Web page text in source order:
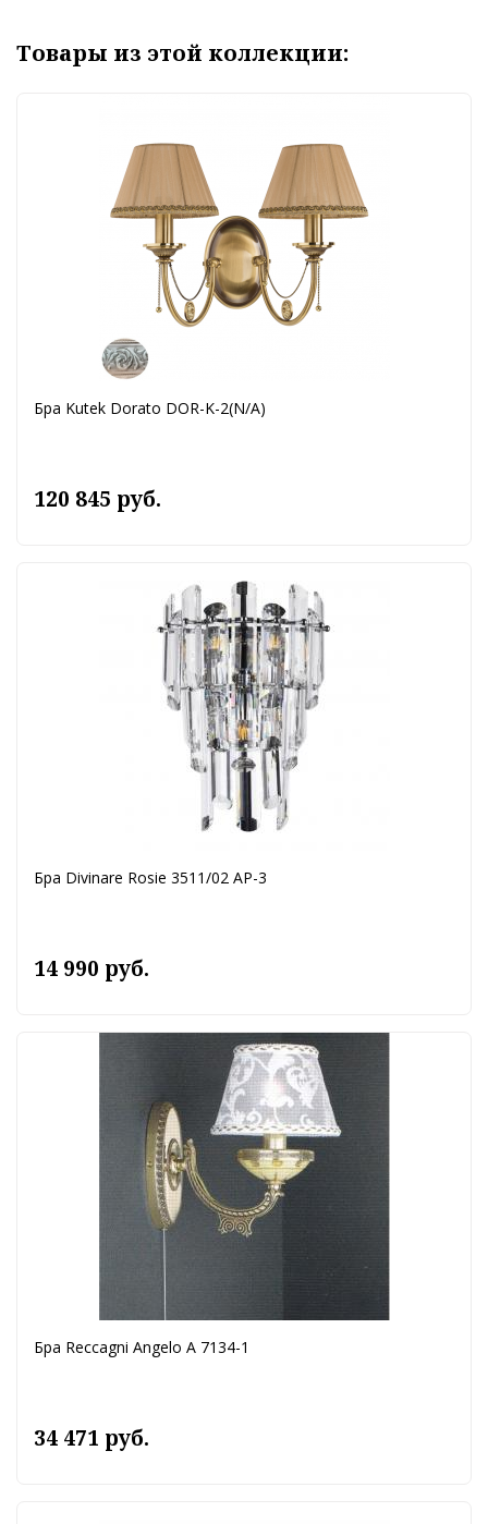
Товары из этой коллекции:
Бра Kutek Dorato DOR-K-2(N/A)
120 845 руб.
Бра Divinare Rosie 3511/02 AP-3
14 990 руб.
Бра Reccagni Angelo A 7134-1
34 471 руб.